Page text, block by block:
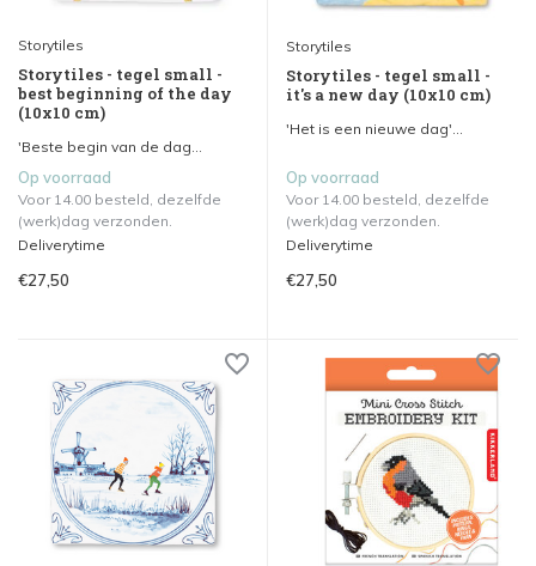
Storytiles
Storytiles - tegel small -
best beginning of the day
(10x10 cm)
'Beste begin van de dag...
Op voorraad
Voor 14.00 besteld, dezelfde
(werk)dag verzonden.
Deliverytime
€27,50
Storytiles
Storytiles - tegel small -
it's a new day (10x10 cm)
'Het is een nieuwe dag'...
Op voorraad
Voor 14.00 besteld, dezelfde
(werk)dag verzonden.
Deliverytime
€27,50